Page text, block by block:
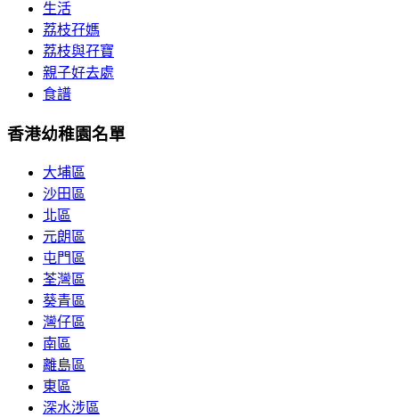
生活
荔枝孖媽
荔枝與孖寶
親子好去處
食譜
香港幼稚園名單
大埔區
沙田區
北區
元朗區
屯門區
荃灣區
葵青區
灣仔區
南區
離島區
東區
深水涉區